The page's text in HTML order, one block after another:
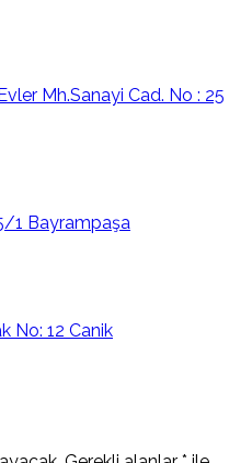
Mh.Sanayi Cad. No : 25
1 Bayrampaşa
No: 12 Canik